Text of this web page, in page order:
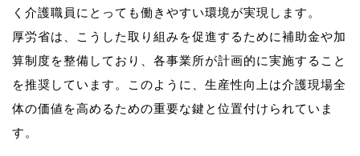
く介護職員にとっても働きやすい環境が実現します。
厚労省は、こうした取り組みを促進するために補助金や加
算制度を整備しており、各事業所が計画的に実施すること
を推奨しています。このように、生産性向上は介護現場全
体の価値を高めるための重要な鍵と位置付けられていま